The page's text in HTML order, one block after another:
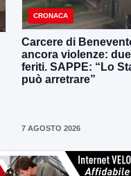
CRONACA
Carcere di
ancora violenze:
feriti. SAPPE: “Lo
può arretrare”
7 AGOSTO 2026